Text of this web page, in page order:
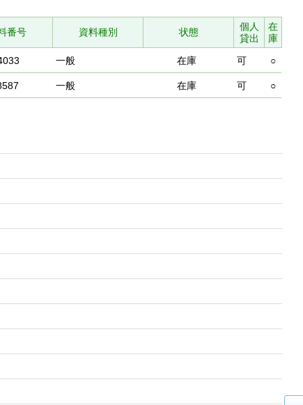
番号 資料種別 状態
個人
貸出
在
庫
一般 在庫 可 ○
一般 在庫 可 ○